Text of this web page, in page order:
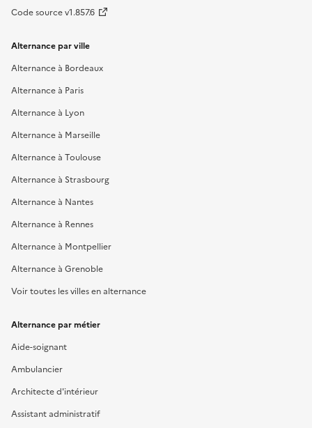
Code source v1.857.6
Alternance par ville
Alternance à Bordeaux
Alternance à Paris
Alternance à Lyon
Alternance à Marseille
Alternance à Toulouse
Alternance à Strasbourg
Alternance à Nantes
Alternance à Rennes
Alternance à Montpellier
Alternance à Grenoble
Voir toutes les villes en alternance
Alternance par métier
Aide-soignant
Ambulancier
Architecte d'intérieur
Assistant administratif